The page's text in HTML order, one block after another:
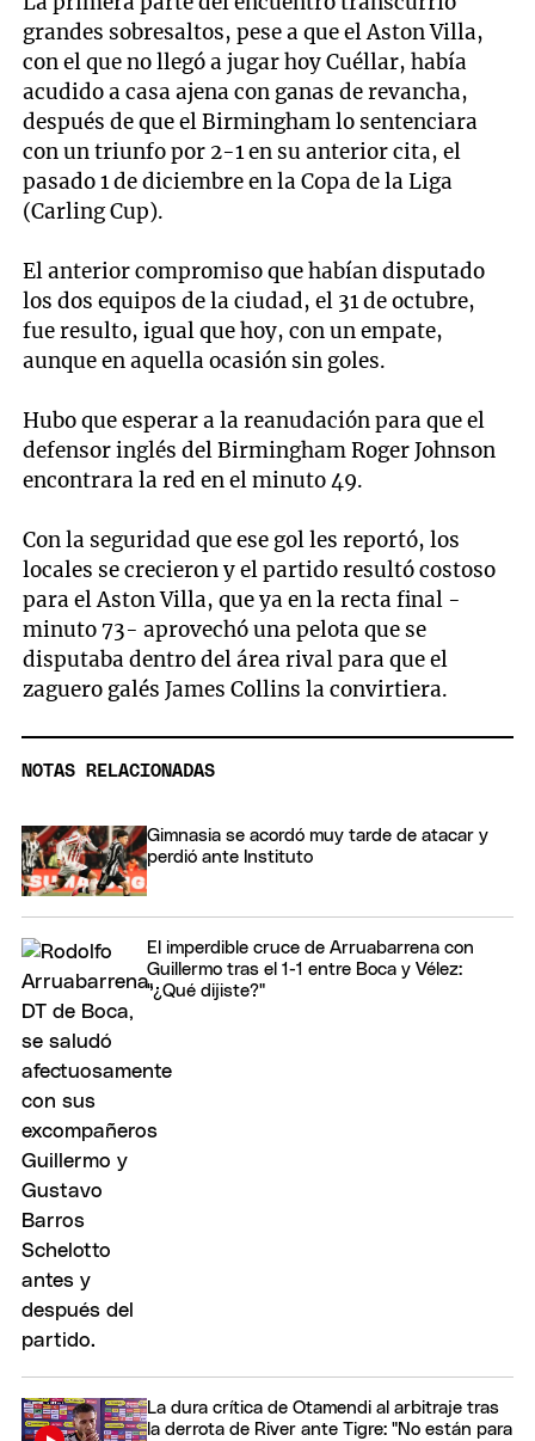
grandes sobresaltos, pese a que el Aston Villa,
con el que no llegó a jugar hoy Cuéllar, había
acudido a casa ajena con ganas de revancha,
después de que el Birmingham lo sentenciara
con un triunfo por 2-1 en su anterior cita, el
pasado 1 de diciembre en la Copa de la Liga
(Carling Cup).
El anterior compromiso que habían disputado
los dos equipos de la ciudad, el 31 de octubre,
fue resulto, igual que hoy, con un empate,
aunque en aquella ocasión sin goles.
Hubo que esperar a la reanudación para que el
defensor inglés del Birmingham Roger Johnson
encontrara la red en el minuto 49.
Con la seguridad que ese gol les reportó, los
locales se crecieron y el partido resultó costoso
para el Aston Villa, que ya en la recta final -
minuto 73- aprovechó una pelota que se
disputaba dentro del área rival para que el
zaguero galés James Collins la convirtiera.
NOTAS RELACIONADAS
Gimnasia se acordó muy tarde de atacar y
perdió ante Instituto
El imperdible cruce de Arruabarrena con
Guillermo tras el 1-1 entre Boca y Vélez:
"¿Qué dijiste?"
La dura crítica de Otamendi al arbitraje tras
la derrota de River ante Tigre: "No están para